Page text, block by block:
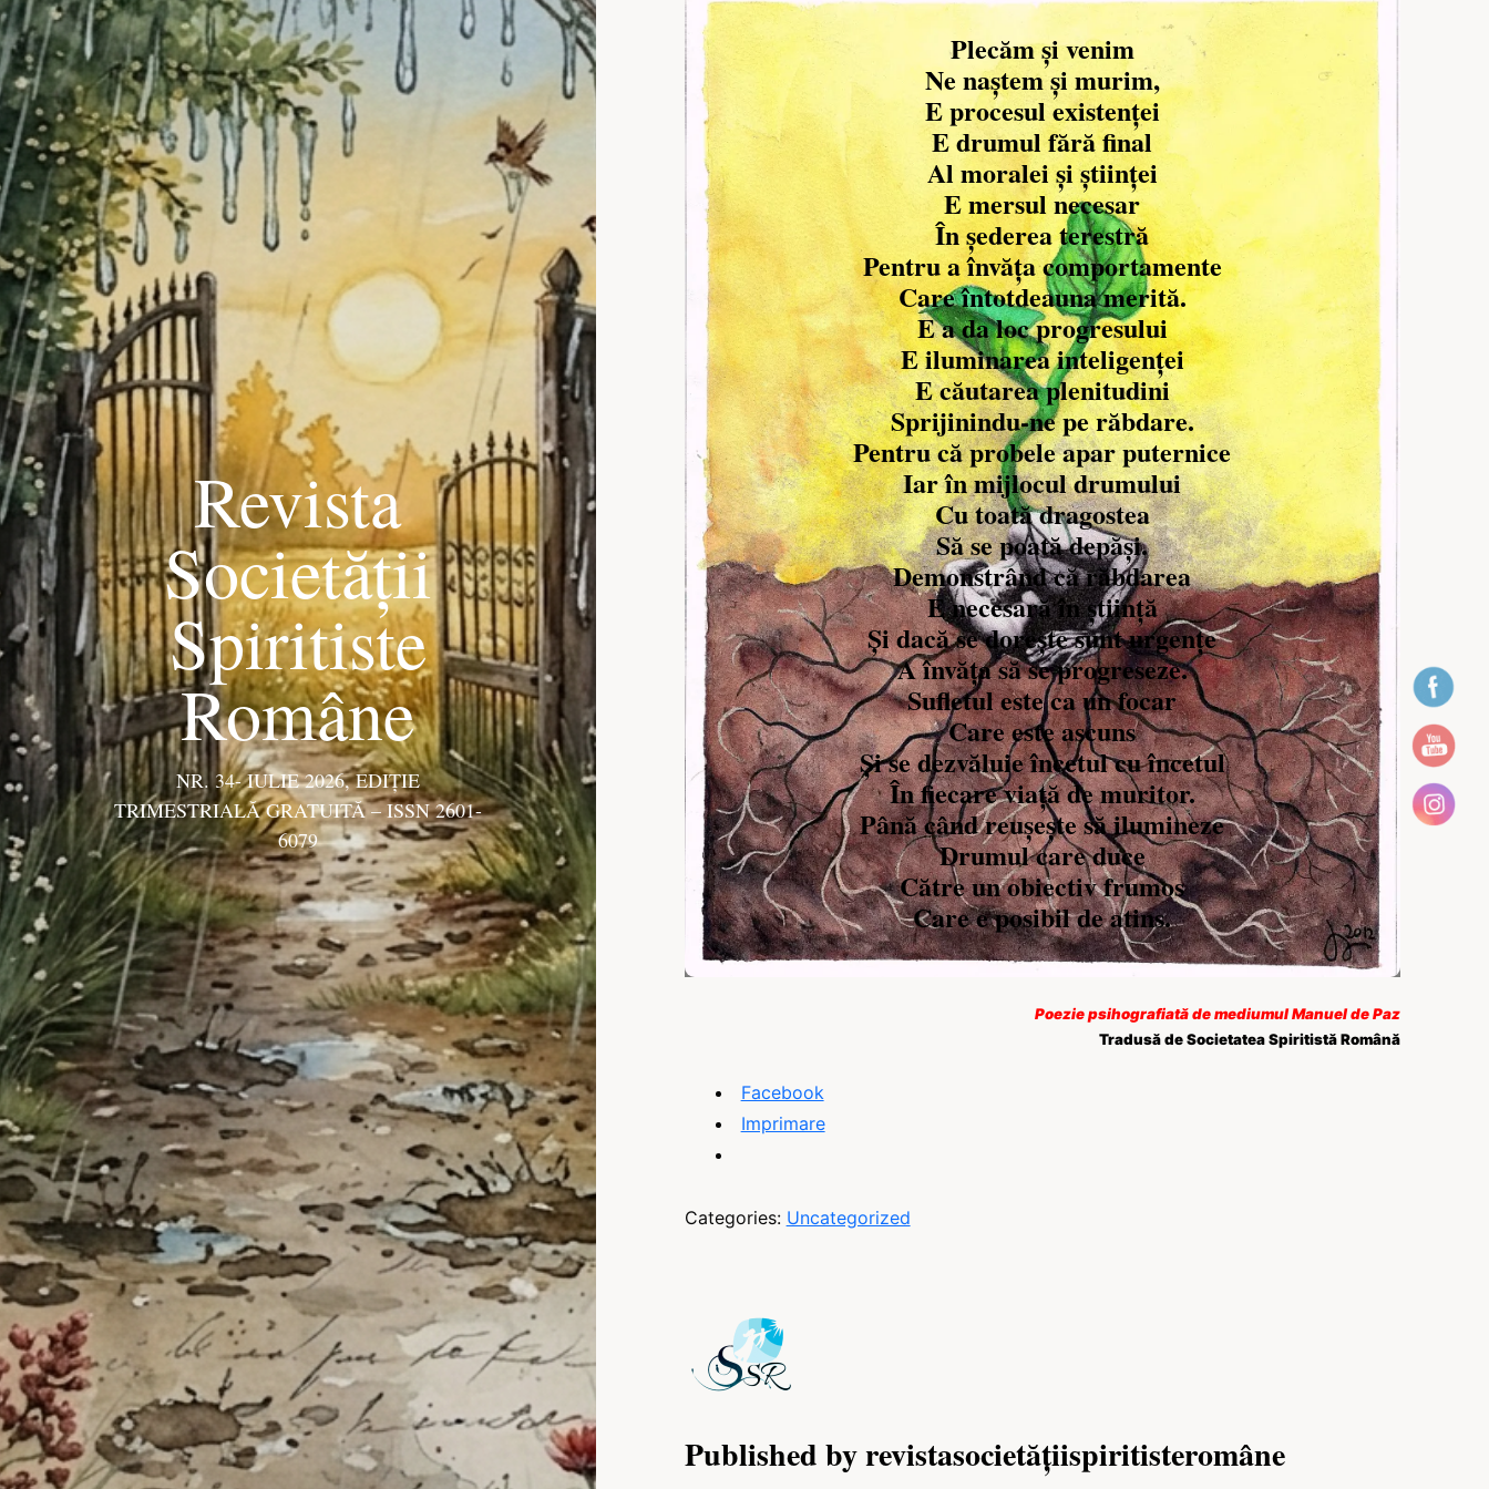
Revista
Societății
Spiritiste
Române
NR. 34- IULIE 2026, EDIŢIE
TRIMESTRIALĂ GRATUITĂ – ISSN 2601-
6079
Plecăm și venim
Ne naștem și murim,
E procesul existenței
E drumul fără final
Al moralei și științei
E mersul necesar
În șederea terestră
Pentru a învăța comportamente
Care întotdeauna merită.
E a da loc progresului
E iluminarea inteligenței
E căutarea plenitudini
Sprijinindu-ne pe răbdare.
Pentru că probele apar puternice
Iar în mijlocul drumului
Cu toată dragostea
Să se poată depăși.
Demonstrând că răbdarea
E necesară în știință
Și dacă se dorește sunt urgențe
A învăța să se progreseze.
Sufletul este ca un focar
Care este ascuns
Și se dezvăluie încetul cu încetul
În fiecare viață de muritor.
Până când reușește să ilumineze
Drumul care duce
Către un obiectiv frumos
Care e posibil de atins.
Poezie psihografiată de mediumul Manuel de Paz
Tradusă de Societatea Spiritistă Română
Facebook
Imprimare
Categories: Uncategorized
Published by revistasocietățiispiritisteromâne